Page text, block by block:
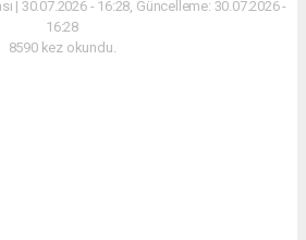
| 30.07.2026 - 16:28, Güncelleme: 30.07.2026 -
16:28
8590 kez okundu.